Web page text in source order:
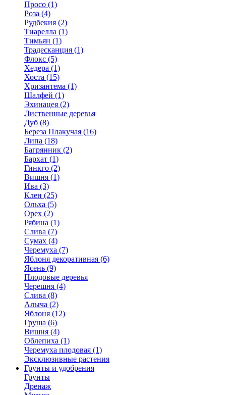
Просо (1)
Роза (4)
Рудбекия (2)
Тиарелла (1)
Тимьян (1)
Традесканция (1)
Флокс (5)
Хедера (1)
Хоста (15)
Хризантема (1)
Шалфей (1)
Эхинацея (2)
Лиственные деревья
Дуб (8)
Береза Плакучая (16)
Липа (18)
Багрянник (2)
Бархат (1)
Гинкго (2)
Вишня (1)
Ива (3)
Клен (25)
Ольха (5)
Орех (2)
Рябина (1)
Слива (7)
Сумах (4)
Черемуха (7)
Яблоня декоративная (6)
Ясень (9)
Плодовые деревья
Черешня (4)
Слива (8)
Алыча (2)
Яблоня (12)
Груша (6)
Вишня (4)
Облепиха (1)
Черемуха плодовая (1)
Эксклюзивные растения
Грунты и удобрения
Грунты
Дренаж